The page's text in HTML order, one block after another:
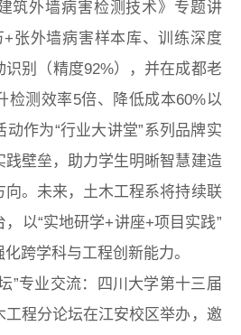
筑外墙病害检测技术》专题讲
张外墙病害样本库、训练深度
别（精度92%），并在成都老
检测效率5倍、降低成本60%以
动作为“行业大讲堂”系列品牌实
壁垒，助力学生明晰智慧建造
向。未来，土木工程系将持续联
以“实地研学+讲座+项目实践”
跨学科与工程创新能力。
”专业交流：四川大学第十三届
程分论坛在江安校区举办，邀